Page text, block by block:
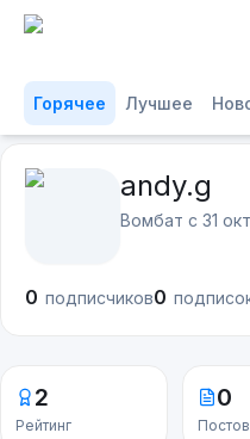
Горячее Лучшее
andy.g
Вомбат с 31
0 подписчиков0
2
Рейтинг
0
Постов